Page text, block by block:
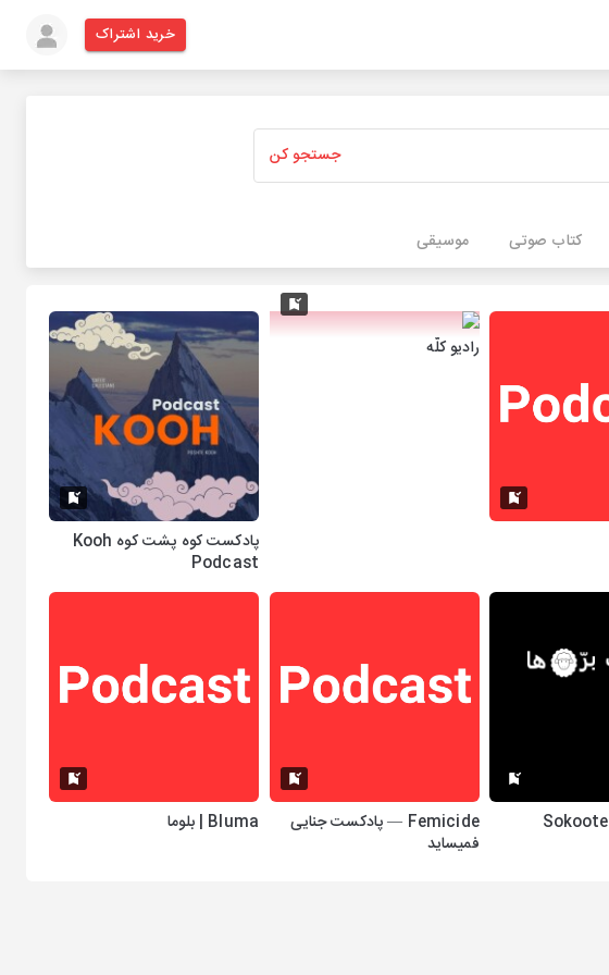
خرید اشتراک
جستجو کن
کتاب صوتی موسیقی
رادیو کلّه
پادکست کوه پشت کوه Kooh
Podcast
سکوت بره‌ها | Sokoote
Femicide — پادکست جنایی
فمیساید
Bluma | بلوما